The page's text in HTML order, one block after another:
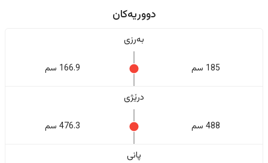
دووریەکان
بەرزی
185 سم 166.9 سم
درێژی
488 سم 476.3 سم
پانی